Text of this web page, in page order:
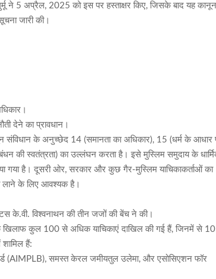
ने 5 अप्रैल, 2025 को इस पर हस्ताक्षर किए, जिसके बाद यह
जारी की।
देने का प्रावधान।
संविधान के अनुच्छेद 14 (समानता का अधिकार), 15 (धर्म के आधार
की स्वतंत्रता) का उल्लंघन करता है। इसे मुस्लिम समुदाय के
गया है। दूसरी ओर, सरकार और कुछ गैर-मुस्लिम याचिकाकर्ताओं का
लाने के लिए आवश्यक है।
के.वी. विश्वनाथन की तीन जजों की बेंच ने की।
खिलाफ कुल 100 से अधिक याचिकाएं दाखिल की गई हैं, जिनमें से 10
हैं:
(AIMPLB), समस्त केरल जमीयतुल उलेमा, और एसोसिएशन फॉर